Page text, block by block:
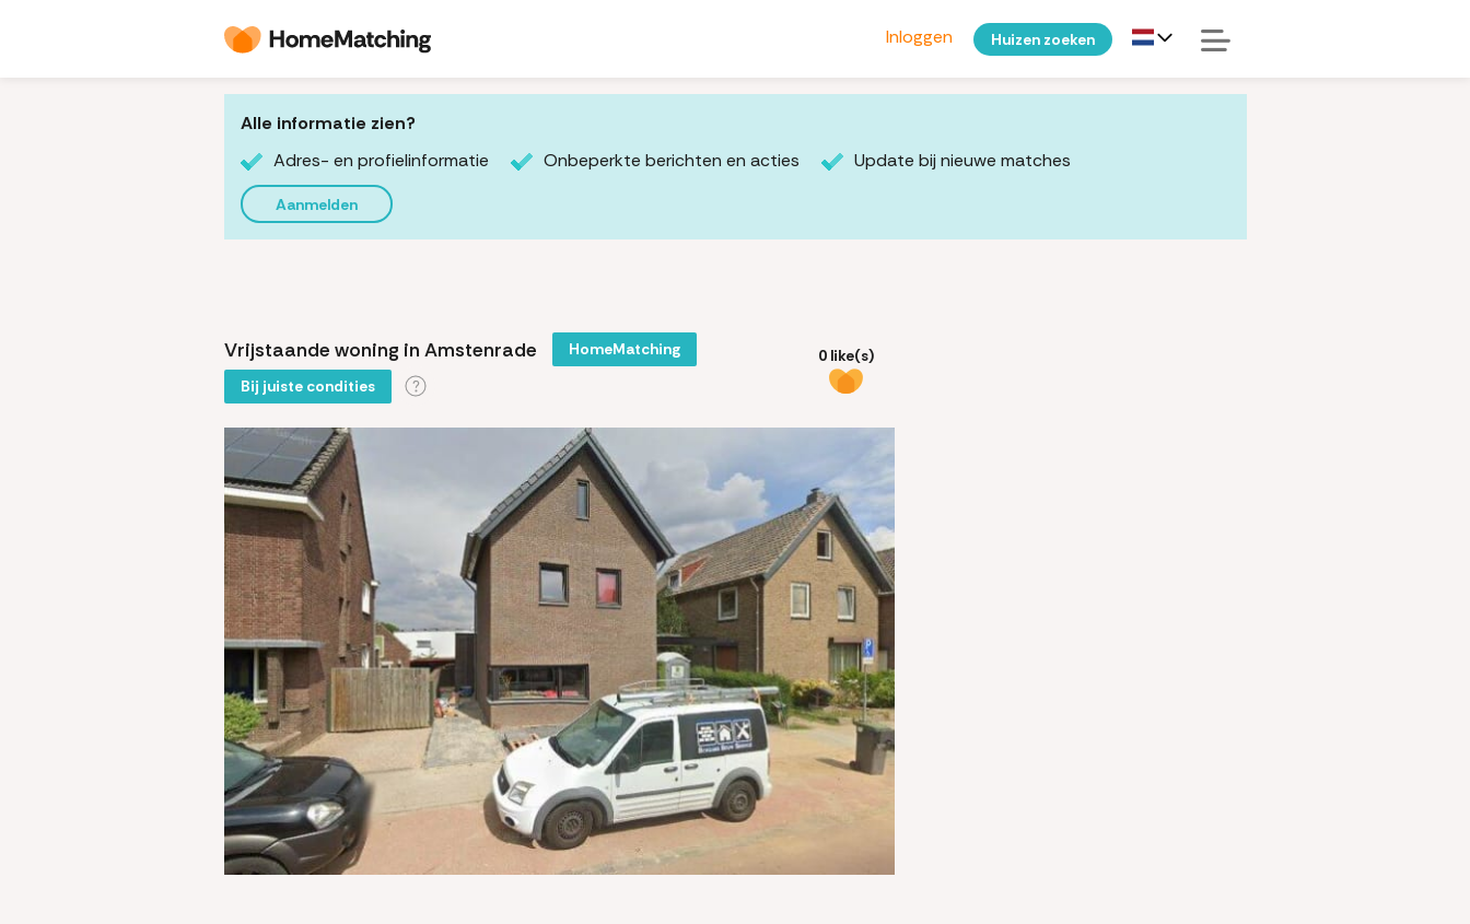
Inloggen Huizen zoeken
Alle informatie zien?
Adres- en profielinformatie
Onbeperkte berichten en acties Update bij nieuwe matches
Aanmelden
Vrijstaande woning in Amstenrade
HomeMatching
Bij juiste condities
0 like(s)